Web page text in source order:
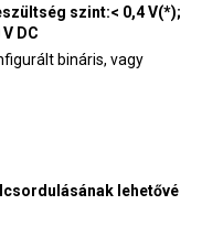
szint:< 0,4 V(*);
DC
bináris, vagy
lehetővé